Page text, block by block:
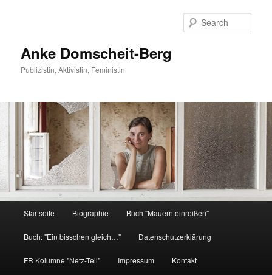
Anke Domscheit-Berg
Publizistin, Aktivistin, Feministin
Skip to primary content
Startseite Biographie Buch "Mauern einreißen"
Buch: "Ein bisschen gleich…" Datenschutzerklärung
FR Kolumne "Netz-Teil" Impressum Kontakt